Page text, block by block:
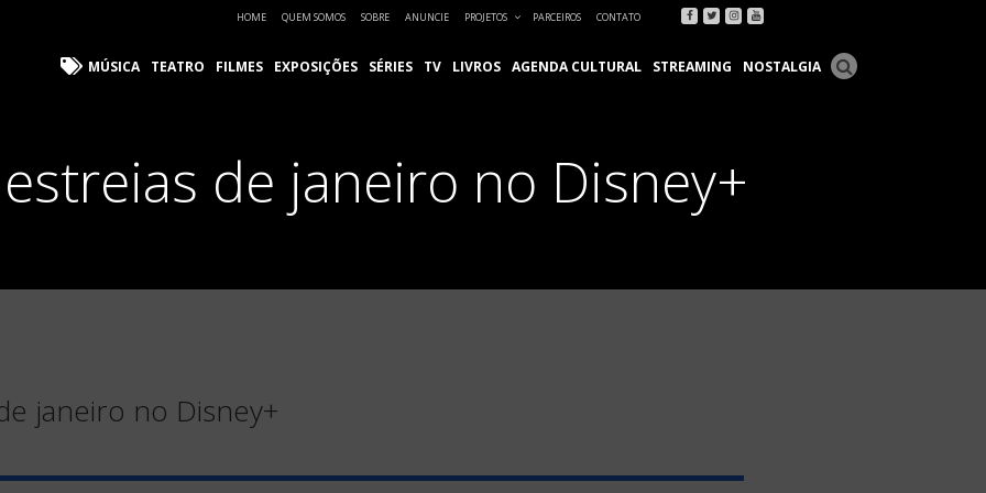
HOME QUEM SOMOS SOBRE ANUNCIE PROJETOS PARCEIROS CONTATO Facebook
Twitter
Instagram
Youtube
MÚSICA TEATRO FILMES EXPOSIÇÕES SÉRIES TV LIVROS AGENDA CULTURAL STREAMING NOSTALGIA
de janeiro no Disney+
janeiro no Disney+